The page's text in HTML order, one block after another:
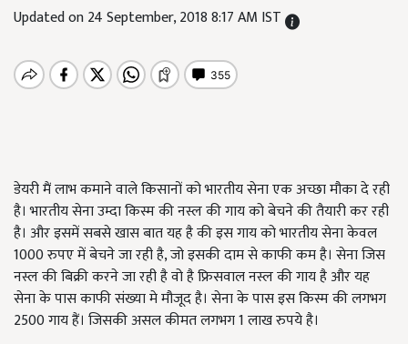
Updated on 24 September, 2018 8:17 AM IST
डेयरी मैं लाभ कमाने वाले किसानों को भारतीय सेना एक अच्छा मौका दे रही
है। भारतीय सेना उम्दा किस्म की नस्ल की गाय को बेचने की तैयारी कर रही
है। और इसमें सबसे खास बात यह है की इस गाय को भारतीय सेना केवल
1000 रुपए में बेचने जा रही है, जो इसकी दाम से काफी कम है। सेना जिस
नस्ल की बिक्री करने जा रही है वो है फ्रिसवाल नस्ल की गाय है और यह
सेना के पास काफी संख्या मे मौजूद है। सेना के पास इस किस्म की लगभग
2500 गाय हैं। जिसकी असल कीमत लगभग 1 लाख रुपये है।